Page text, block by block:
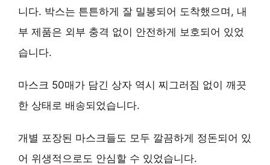
니다. 박스는 튼튼하게 잘 밀봉되어 도착했으며, 내
부 제품은 외부 충격 없이 안전하게 보호되어 있었
습니다.
마스크 50매가 담긴 상자 역시 찌그러짐 없이 깨끗
한 상태로 배송되었습니다.
개별 포장된 마스크들도 모두 깔끔하게 정돈되어 있
어 위생적으로도 안심할 수 있었습니다.